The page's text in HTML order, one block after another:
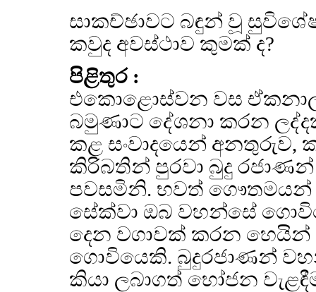
සාකච්ඡාවට බඳුන් වූ
කවුද අවස්ථාව කුමක් ද?
පිළිතුර :
එකොළොස්වන වස
බමුණාට දේශනා කරන
කළ සංවාදයෙන් අනතුරුව,
කිරිබතින් පුරවා බුදු
පවසමිනි. භවත් ගෞතමයන්
සේක්වා ඔබ වහන්සේ
දෙන වගාවක් කරන
ගොවියෙකි. බුදුරජාණන්
කියා ලබාගත් භෝජන